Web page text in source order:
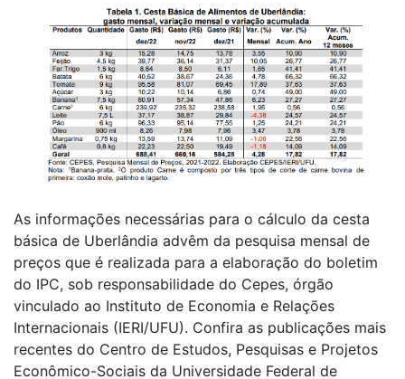
As informações necessárias para o cálculo da cesta
básica de Uberlândia advêm da pesquisa mensal de
preços que é realizada para a elaboração do boletim
do IPC, sob responsabilidade do Cepes, órgão
vinculado ao Instituto de Economia e Relações
Internacionais (IERI/UFU). Confira as publicações mais
recentes do Centro de Estudos, Pesquisas e Projetos
Econômico-Sociais da Universidade Federal de